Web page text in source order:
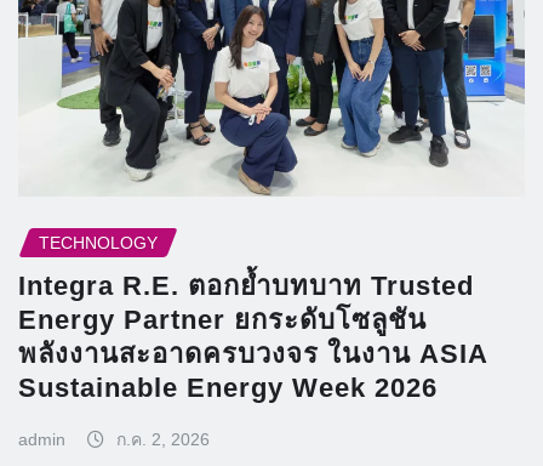
TECHNOLOGY
Integra R.E. ตอกย้ำบทบาท Trusted
Energy Partner ยกระดับโซลูชัน
พลังงานสะอาดครบวงจร ในงาน ASIA
Sustainable Energy Week 2026
admin ก.ค. 2, 2026